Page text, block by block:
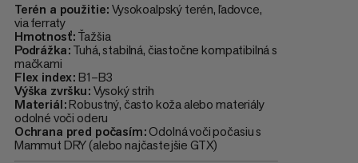
Terén a použitie:Vysokoalpský terén, ľadovce,
via ferraty
Hmotnosť:Ťažšia
Podrážka:Tuhá, stabilná, čiastočne kompatibilná s
mačkami
Flex index:B1–B3
Výška zvršku:Vysoký strih
Materiál:Robustný, často koža alebo materiály
odolné voči oderu
Ochrana pred počasím:Odolná voči počasiu s
Mammut DRY (alebo najčastejšie GTX)